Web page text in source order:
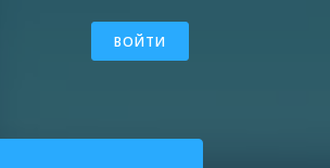
ВОЙТИ